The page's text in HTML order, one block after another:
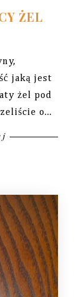
ŻEL
jaką jest
żel pod
o...